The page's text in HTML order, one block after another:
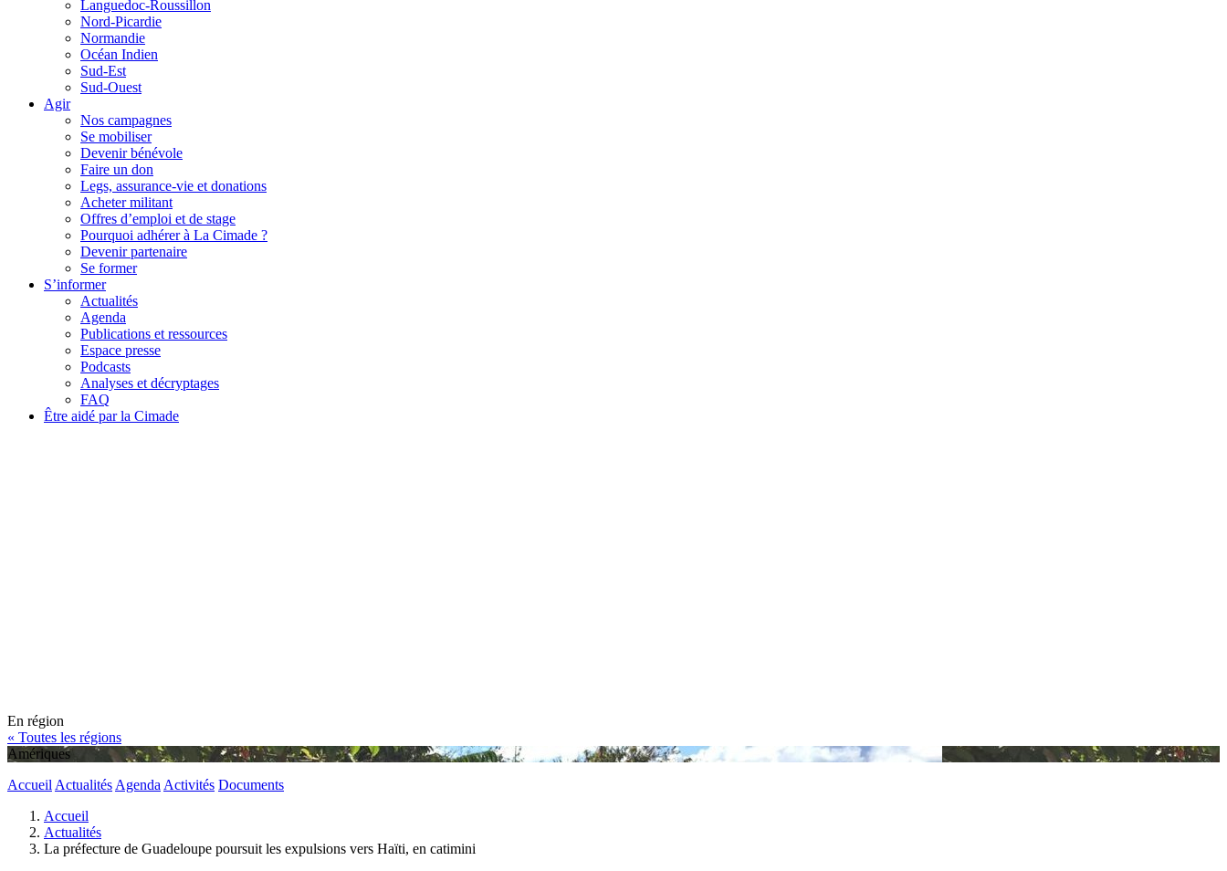
Languedoc-Roussillon
Nord-Picardie
Normandie
Océan Indien
Sud-Est
Sud-Ouest
Agir
Nos campagnes
Se mobiliser
Devenir bénévole
Faire un don
Legs, assurance-vie et donations
Acheter militant
Offres d’emploi et de stage
Pourquoi adhérer à La Cimade ?
Devenir partenaire
Se former
S’informer
Actualités
Agenda
Publications et ressources
Espace presse
Podcasts
Analyses et décryptages
FAQ
Être aidé par la Cimade
En région
« Toutes les régions
Amériques
Accueil Actualités Agenda Activités Documents
Accueil
Actualités
La préfecture de Guadeloupe poursuit les expulsions vers Haïti, en catimini